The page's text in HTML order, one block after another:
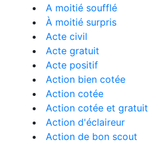
A moitié soufflé
À moitié surpris
Acte civil
Acte gratuit
Acte positif
Action bien cotée
Action cotée
Action cotée et
Action d'éclaireur
Action de bon scout